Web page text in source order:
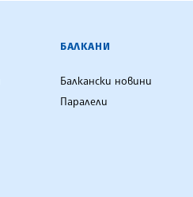
БАЛКАНИ
Балкански новини
Паралели